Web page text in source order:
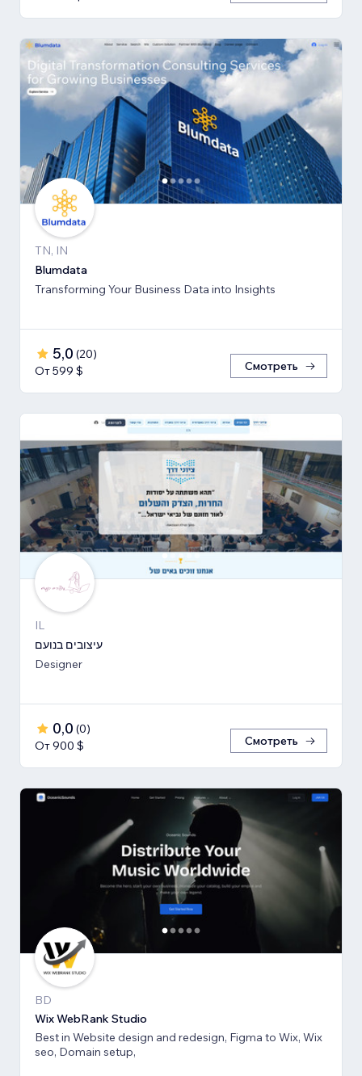
TN, IN
Blumdata
Transforming Your Business Data into Insights
5,0 (20)
От 599 $
Смотреть
IL
עיצובים בנועם
Designer
0,0 (0)
От 900 $
Смотреть
BD
Wix WebRank Studio
Best in Website design and redesign, Figma to Wix, Wix
seo, Domain setup,